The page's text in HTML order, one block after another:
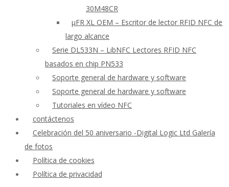
30M48CR
μFR XL OEM – Escritor de lector RFID NFC de
largo alcance
Serie DL533N – LibNFC Lectores RFID NFC
basados en chip PN533
Soporte general de hardware y software
Soporte general de hardware y software
Tutoriales en vídeo NFC
contáctenos
Celebración del 50 aniversario -Digital Logic Ltd Galería
de fotos
Política de cookies
Política de privacidad